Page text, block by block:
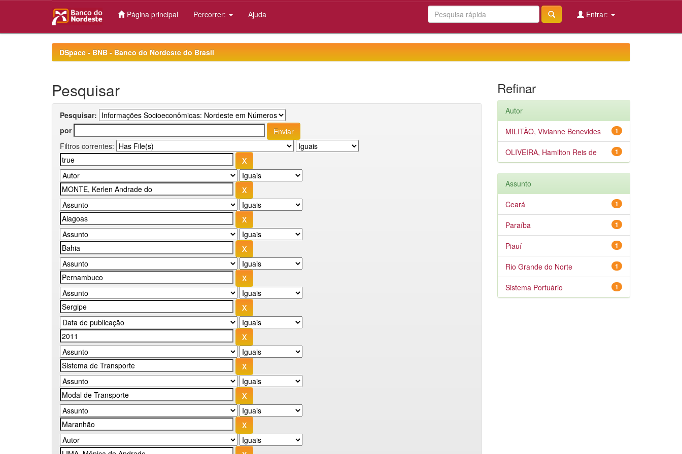
Página principal Percorrer: Ajuda Entrar:
DSpace - BNB - Banco do Nordeste do Brasil
Pesquisar
Pesquisar:
por
Filtros correntes:
Refinar
Autor
1
MILITÃO, Vivianne Benevides
1
OLIVEIRA, Hamilton Reis de
Assunto
1
Ceará
1
Paraíba
1
Piauí
1
Rio Grande do Norte
1
Sistema Portuário